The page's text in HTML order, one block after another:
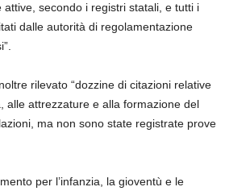
secondo i registri statali, e tutti i
dalle autorità di regolamentazione
rilevato “dozzine di citazioni relative
alle attrezzature e alla formazione del
ma non sono state registrate prove
per l’infanzia, la gioventù e le